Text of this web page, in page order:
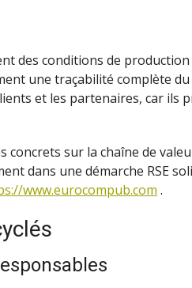
des conditions de
une traçabilité complète du
et les partenaires, car ils
concrets sur la chaîne de
dans une démarche RSE
www.eurocompub.com .